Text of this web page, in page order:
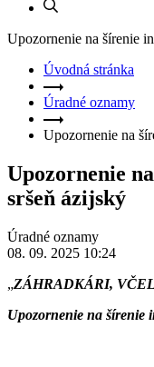
Upozornenie na šírenie
Úvodná stránka
Úradné oznamy
Upozornenie na
Upozornenie
sršeň ázijský
Úradné oznamy
08. 09. 2025 10:24
„ZÁHRADKÁRI,
Upozornenie na šírenie